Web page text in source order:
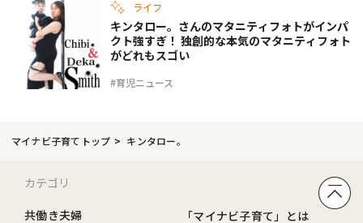
ライフ
#育児ニュース
キンタロー。さんのマタニティフォトがインパ
クト強すぎ！ 独創的な本気のマタニティフォト
がどれもスゴい
マイナビ子育てトップ キンタロー。
カテゴリ
共働き夫婦
「マイナビ子育て」とは